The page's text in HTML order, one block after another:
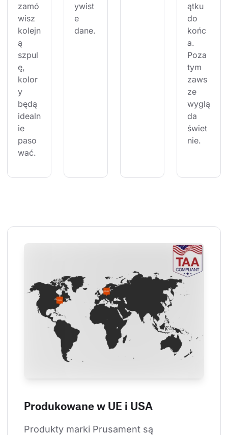
zamó
wisz
kolejn
ą
szpul
ę,
kolor
y
będą
idealn
ie
paso
wać.
ywist
e
dane.
ątku
do
końc
a.
Poza
tym
zaws
ze
wyglą
da
świet
nie.
Produkowane w UE i USA
Produkty marki Prusament są